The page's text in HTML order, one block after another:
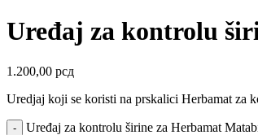
Uređaj za kontrolu
1.200,00 рсд
Uredjaj koji se koristi na prskalici Herbamat za
Uređaj za kontrolu širine za Herbamat